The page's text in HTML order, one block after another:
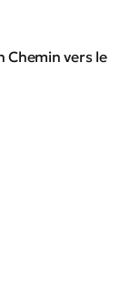
Chemin vers le